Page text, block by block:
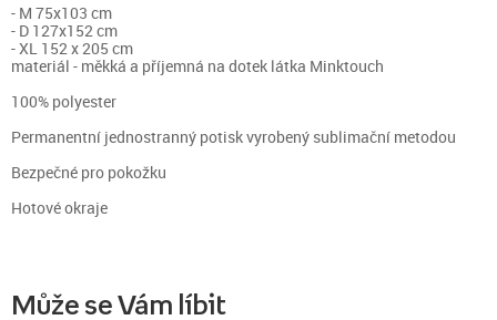
- M 75x103 cm
- D 127x152 cm
- XL 152 x 205 cm
materiál - měkká a příjemná na dotek látka Minktouch
100% polyester
Permanentní jednostranný potisk vyrobený sublimační metodou
Bezpečné pro pokožku
Hotové okraje
Může se Vám líbit